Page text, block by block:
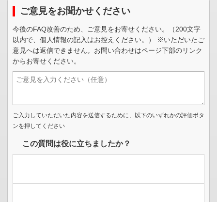
ご意見をお聞かせください
今後のFAQ改善のため、ご意見をお寄せください。（200文字
以内で、個人情報の記入はお控えください。） ※いただいたご
意見へは返信できません。お問い合わせはページ下部のリンク
からお寄せください。
ご入力していただいた内容を送信するために、以下のいずれかの評価ボタ
ンを押してください
この質問は役に立ちましたか？